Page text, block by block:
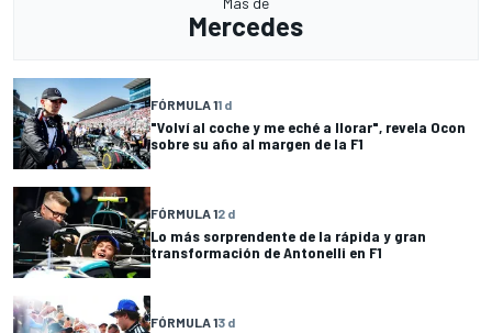
Mercedes
FÓRMULA 11 d
"Volví al coche y me eché a llorar", revela Ocon
sobre su año al margen de la F1
FÓRMULA 12 d
Lo más sorprendente de la rápida y gran
transformación de Antonelli en F1
FÓRMULA 13 d